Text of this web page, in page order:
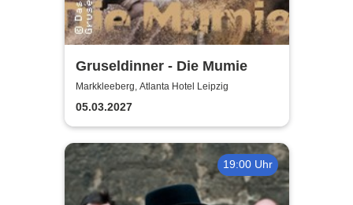
Gruseldinner - Die Mumie
Markkleeberg, Atlanta Hotel Leipzig
05.03.2027
19:00 Uhr